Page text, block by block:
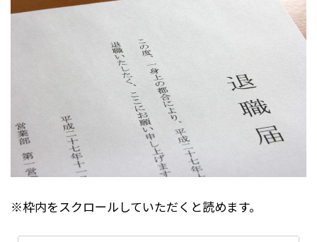
※枠内をスクロールしていただくと読めます。